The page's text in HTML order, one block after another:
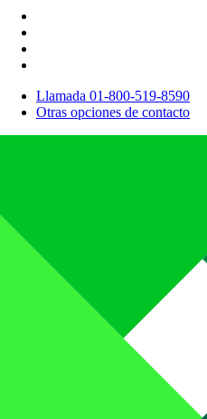
Llamada 01-800-519-8590
Otras opciones de contacto